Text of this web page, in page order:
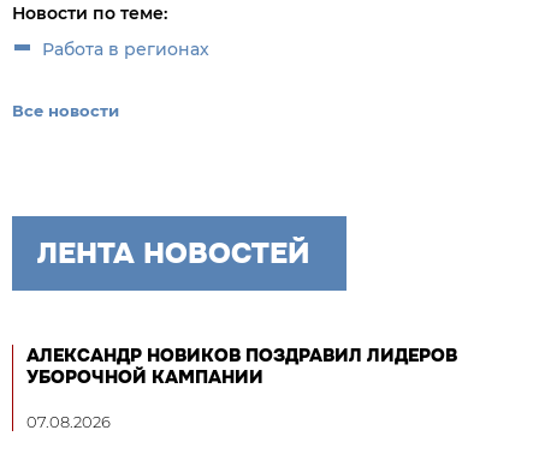
Новости по теме:
Работа в регионах
Все новости
ЛЕНТА НОВОСТЕЙ
АЛЕКСАНДР НОВИКОВ ПОЗДРАВИЛ ЛИДЕРОВ
УБОРОЧНОЙ КАМПАНИИ
07.08.2026